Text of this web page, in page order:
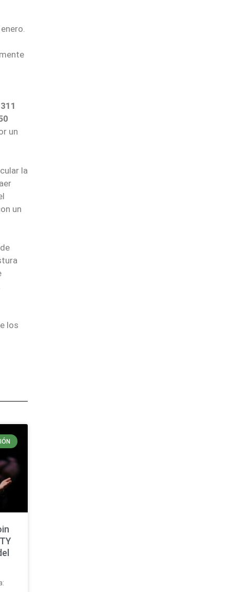
un
la
un
los